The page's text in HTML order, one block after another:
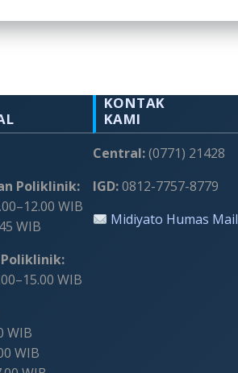
Poliklinik:
WIB
WIB
Poliklinik:
WIB
WIB
WIB
KONTAK
KAMI
Central:(0771) 21428
IGD:0812-7757-8779
Midiyato Humas Mail